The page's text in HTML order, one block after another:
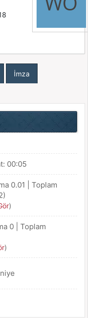
İmza
00:05
0.01 | Toplam
)
0 | Toplam
)